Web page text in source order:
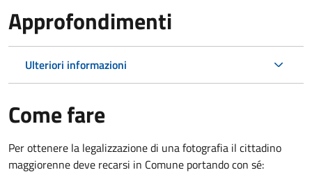
Approfondimenti
Ulteriori informazioni
Come fare
Per ottenere la legalizzazione di una fotografia il cittadino
maggiorenne deve recarsi in Comune portando con sé: